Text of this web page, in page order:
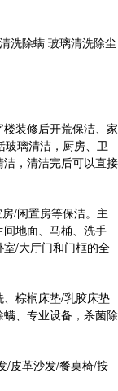
洗除螨 玻璃清洗除尘
装修后开荒保洁、家
玻璃清洁，厨房、卫
，清洁完后可以直接
/闲置房等保洁。主
地面、马桶、洗手
/大厅门和门框的全
棕榈床垫/乳胶床垫
、专业设备，杀菌除
/皮革沙发/餐桌椅/按